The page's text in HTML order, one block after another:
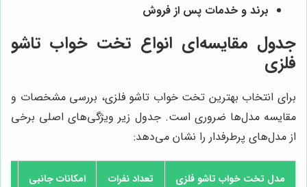
برند و خدمات پس از فروش
جدول مقایسه‌ای انواع تخت خواب تاشو
فلزی
برای انتخاب بهترین تخت خواب تاشو فلزی، بررسی مشخصات و
مقایسه مدل‌ها ضروری است. جدول زیر ویژگی‌های اصلی برخی
از مدل‌های پرطرفدار را نشان می‌دهد:
مدل تخت خواب تاشو فلزی تعداد نفرات امکانات جانبی